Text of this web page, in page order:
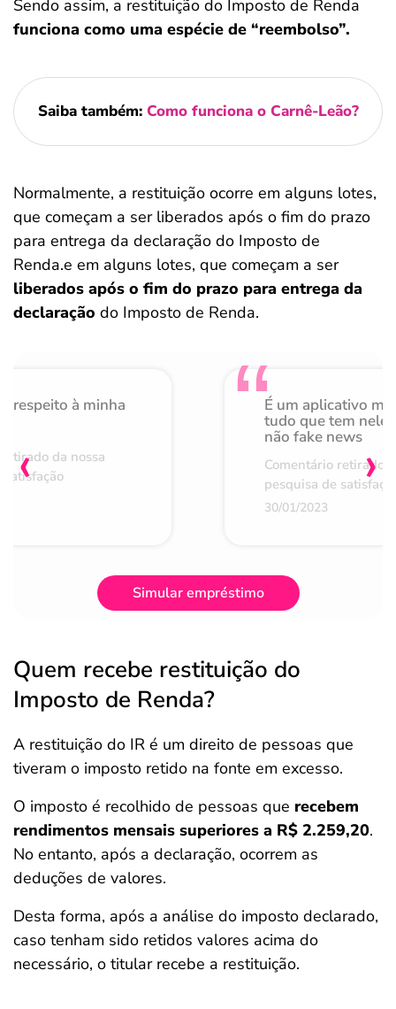
Sendo assim, a restituição do Imposto de Renda
funciona como uma espécie de “reembolso”.
Saiba também: Como funciona o Carnê-Leão?
Normalmente, a restituição ocorre em alguns lotes,
que começam a ser liberados após o fim do prazo
para entrega da declaração do Imposto de
Renda.e em alguns lotes, que começam a ser
liberados após o fim do prazo para entrega da
declaração do Imposto de Renda.
respeito à minha
da nossa
É um aplicativo
tudo que tem nele
não fake news
Comentário retirado
pesquisa de
30/01/2023
‹ ›
Simular empréstimo
Quem recebe restituição do
Imposto de Renda?
A restituição do IR é um direito de pessoas que
tiveram o imposto retido na fonte em excesso.
O imposto é recolhido de pessoas que recebem
rendimentos mensais superiores a R$ 2.259,20.
No entanto, após a declaração, ocorrem as
deduções de valores.
Desta forma, após a análise do imposto declarado,
caso tenham sido retidos valores acima do
necessário, o titular recebe a restituição.